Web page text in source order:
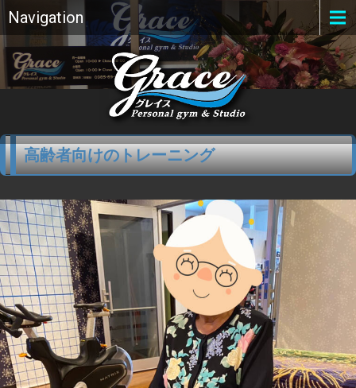
Navigation
高齢者向けのトレーニング